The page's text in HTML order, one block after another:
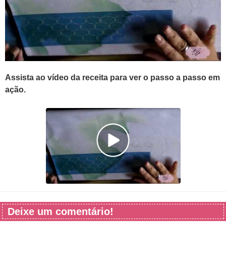
Assista ao vídeo da receita para ver o passo a passo em
ação.
Deixe um comentário!